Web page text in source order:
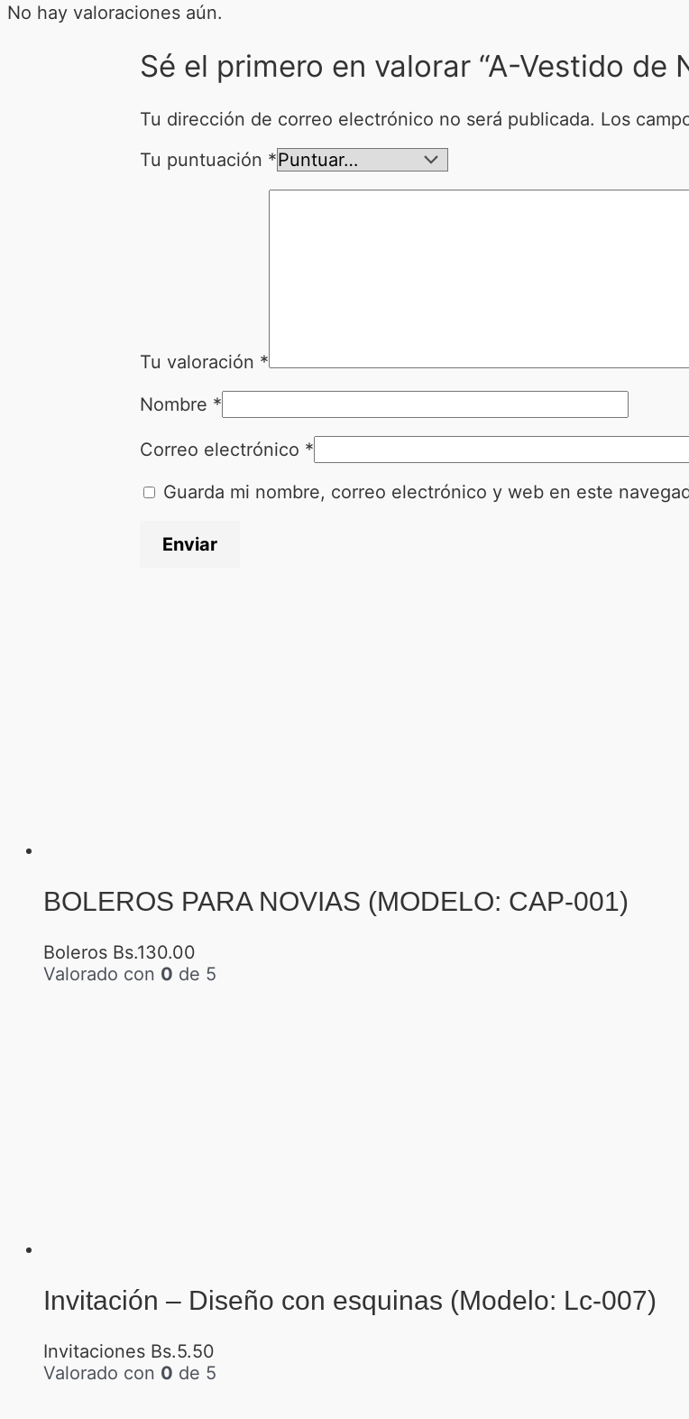
No hay valoraciones aún.
Sé el primero en valorar “A-Vestido de
Tu dirección de correo electrónico no será publicada. Los
Tu puntuación *
Tu valoración *
Nombre *
Correo electrónico *
Guarda mi nombre, correo electrónico y web en este
BOLEROS PARA NOVIAS (MODELO: CAP-001)
Boleros Bs.130.00
Valorado con 0 de 5
Invitación – Diseño con esquinas (Modelo: Lc-007)
Invitaciones Bs.5.50
Valorado con 0 de 5